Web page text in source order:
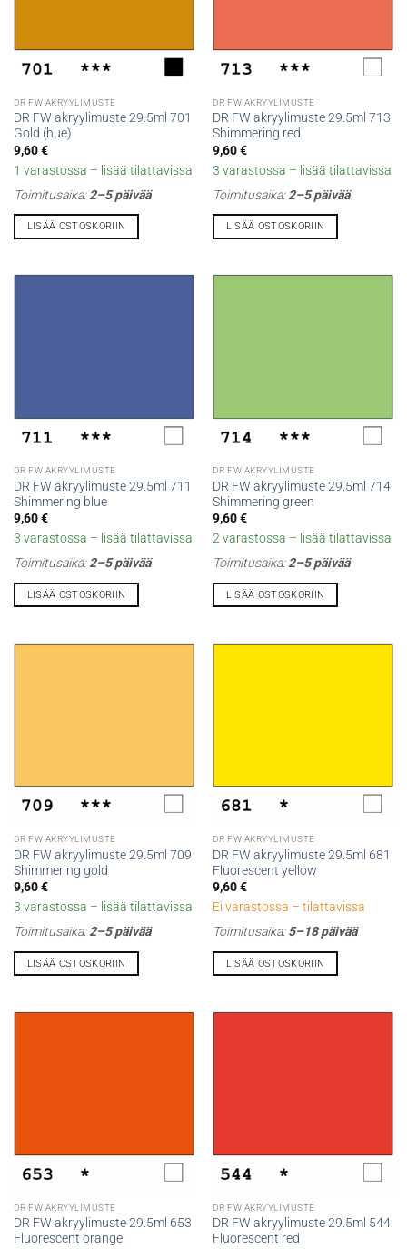
DR FW AKRYYLIMUSTE
DR FW akryylimuste 29.5ml 701
Gold (hue)
9,60€
1 varastossa – lisää tilattavissa
Toimitusaika:2–5 päivää
LISÄÄ OSTOSKORIIN
DR FW AKRYYLIMUSTE
DR FW akryylimuste 29.5ml 713
Shimmering red
9,60€
3 varastossa – lisää tilattavissa
Toimitusaika:2–5 päivää
LISÄÄ OSTOSKORIIN
DR FW AKRYYLIMUSTE
DR FW akryylimuste 29.5ml 711
Shimmering blue
9,60€
3 varastossa – lisää tilattavissa
Toimitusaika:2–5 päivää
LISÄÄ OSTOSKORIIN
DR FW AKRYYLIMUSTE
DR FW akryylimuste 29.5ml 714
Shimmering green
9,60€
2 varastossa – lisää tilattavissa
Toimitusaika:2–5 päivää
LISÄÄ OSTOSKORIIN
DR FW AKRYYLIMUSTE
DR FW akryylimuste 29.5ml 709
Shimmering gold
9,60€
3 varastossa – lisää tilattavissa
Toimitusaika:2–5 päivää
LISÄÄ OSTOSKORIIN
DR FW AKRYYLIMUSTE
DR FW akryylimuste 29.5ml 681
Fluorescent yellow
9,60€
Ei varastossa – tilattavissa
Toimitusaika:5–18 päivää
LISÄÄ OSTOSKORIIN
DR FW AKRYYLIMUSTE
DR FW akryylimuste 29.5ml 653
Fluorescent orange
DR FW AKRYYLIMUSTE
DR FW akryylimuste 29.5ml 544
Fluorescent red